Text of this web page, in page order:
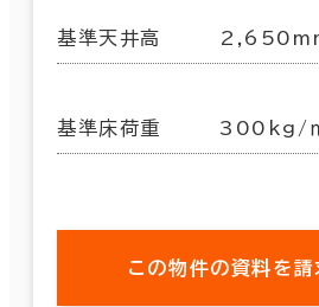
基準天井高
基準床荷重 300kg/
この物件の資料を請